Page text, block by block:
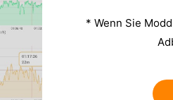
* Wenn Sie